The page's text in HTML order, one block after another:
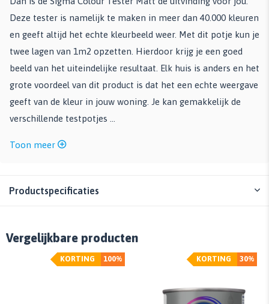
Deze tester is namelijk te maken in meer dan 40.000 kleuren
en geeft altijd het echte kleurbeeld weer. Met dit potje kun je
twee lagen van 1m2 opzetten. Hierdoor krijg je een goed
beeld van het uiteindelijke resultaat. Elk huis is anders en het
grote voordeel van dit product is dat het een echte weergave
geeft van de kleur in jouw woning. Je kan gemakkelijk de
verschillende testpotjes ...
Toon meer
Productspecificaties
Vergelijkbare producten
100%
KORTING 30%
KORTING